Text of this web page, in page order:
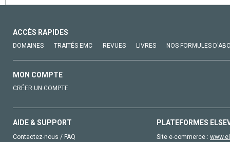
ACCÈS RAPIDES
DOMAINES TRAITÉS EMC REVUES LIVRES NOS FORMULES
MON COMPTE
CRÉER UN COMPTE
AIDE & SUPPORT
Contactez-nous / FAQ
PLATEFORMES
Site e-commerce :